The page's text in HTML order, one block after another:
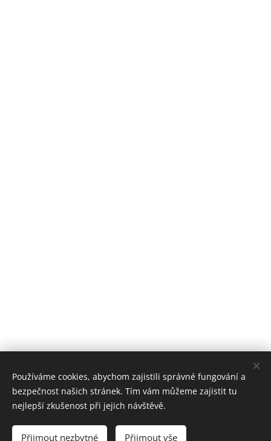
ZUŠ PRACHATICE
Používáme cookies, abychom zajistili správné fungování a
bezpečnost našich stránek. Tím vám můžeme zajistit tu
nejlepší zkušenost při jejich návštěvě.
Přijmout nezbytné Přijmout vše